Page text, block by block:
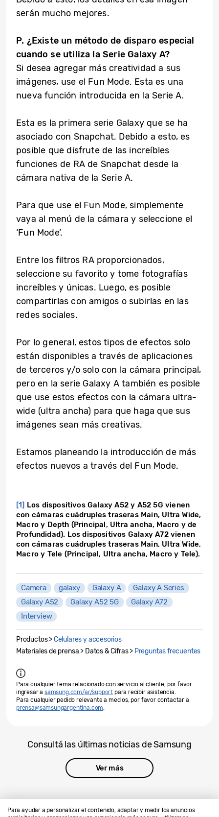
Para ayudar a personalizar el contenido, adaptar y medir los anuncios
serán mucho mejores.
P. ¿Existe un método de disparo especial
cuando se utiliza la Serie Galaxy A?
Si desea agregar más creatividad a sus
imágenes, use el Fun Mode. Esta es una
nueva función introducida en la Serie A.
Esta es la primera serie Galaxy que se ha
asociado con Snapchat. Debido a esto, es
posible que disfrute de las increíbles
funciones de RA de Snapchat desde la
cámara nativa de la Serie A.
Para que use el Fun Mode, simplemente
vaya al menú de la cámara y seleccione el
‘Fun Mode’.
Entre los filtros RA proporcionados,
seleccione su favorito y tome fotografías
increíbles y únicas. Luego, es posible
compartirlas con amigos o subirlas en las
redes sociales.
Por lo general, estos tipos de efectos solo
están disponibles a través de aplicaciones
de terceros y/o solo con la cámara principal,
pero en la serie Galaxy A también es posible
que use estos efectos con la cámara ultra-
wide (ultra ancha) para que haga que sus
imágenes sean más creativas.
Estamos planeando la introducción de más
efectos nuevos a través del Fun Mode.
[1] Los dispositivos Galaxy A52 y A52 5G vienen
con cámaras cuádruples traseras Main, Ultra Wide,
Macro y Depth (Principal, Ultra ancha, Macro y de
Profundidad). Los dispositivos Galaxy A72 vienen
con cámaras cuádruples traseras Main, Ultra Wide,
Macro y Tele (Principal, Ultra ancha, Macro y Tele).
Camera galaxy Galaxy A
Galaxy A Series
Galaxy A52
Galaxy A52 5G
Galaxy A72
Interview
Productos >Celulares y accesorios
Materiales de prensa > Datos & Cifras > Preguntas frecuentes
Para cualquier tema relacionado con servicio al cliente, por favor
ingresar asamsung.com/ar/support para recibir asistencia.
Para cualquier pedido relevante a medios, por favor contactar a
prensa@samsungargentina.com.
Consultá las últimas noticias de Samsung
Ver más